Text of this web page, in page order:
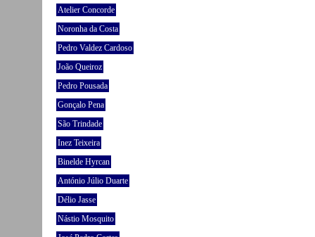
Atelier Concorde
Noronha da Costa
Pedro Valdez Cardoso
João Queiroz
Pedro Pousada
Gonçalo Pena
São Trindade
Inez Teixeira
Binelde Hyrcan
António Júlio Duarte
Délio Jasse
Nástio Mosquito